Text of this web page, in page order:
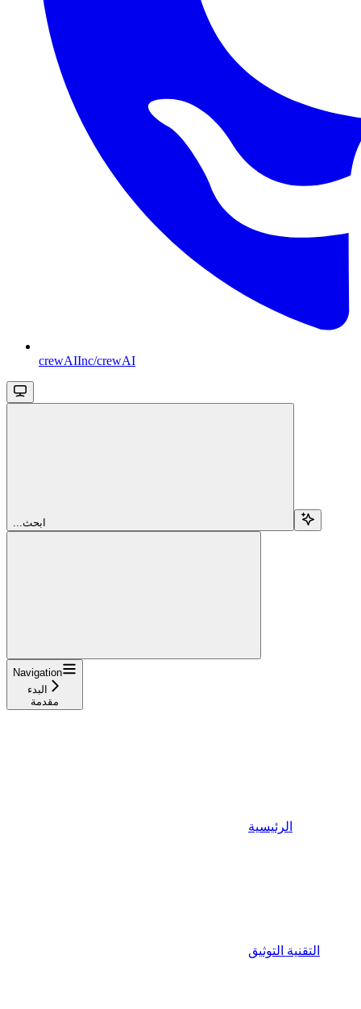
crewAIInc/crewAI
...ابحث
Navigation
البدء
مقدمة
الرئيسية
التقنية التوثيق